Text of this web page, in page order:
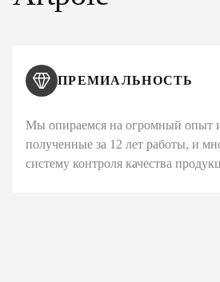
ПРЕМИАЛЬНОСТЬ
Мы опираемся на огромный опыт и
полученные за 12 лет работы, и
систему контроля качества